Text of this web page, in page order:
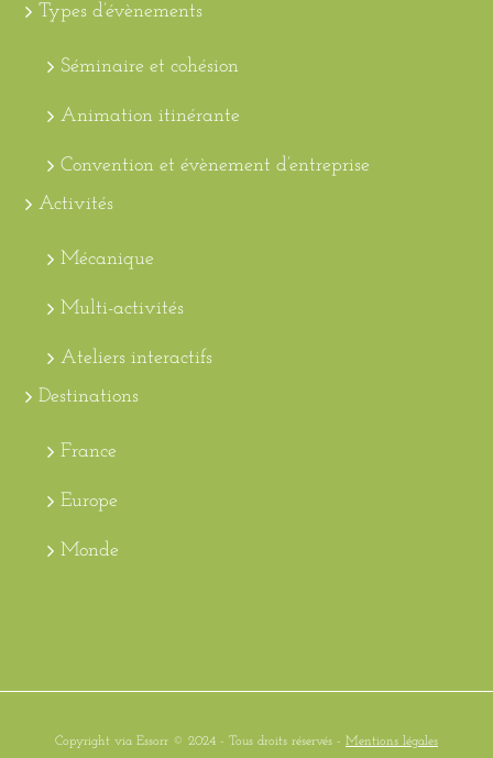
Types d’évènements
Séminaire et cohésion
Animation itinérante
Convention et évènement d’entreprise
Activités
Mécanique
Multi-activités
Ateliers interactifs
Destinations
France
Europe
Monde
Copyright via Essorr © 2024 - Tous droits réservés - Mentions légales